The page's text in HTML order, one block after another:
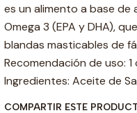
es un alimento a base
Omega 3 (EPA y DHA),
blandas masticables de
Recomendación de uso:
Ingredientes: Aceite de
COMPARTIR ESTE